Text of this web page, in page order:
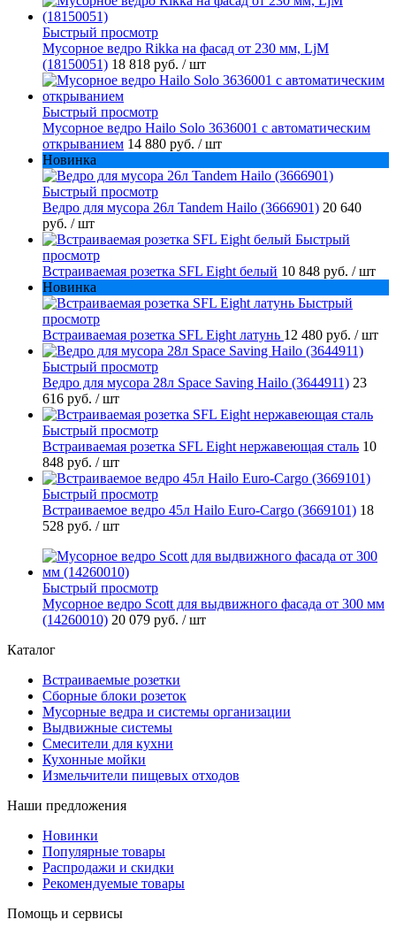
Быстрый просмотр
Мусорное ведро Rikka на фасад от 230 мм, LjM
(18150051) 18 818 руб. / шт
Быстрый просмотр
Мусорное ведро Hailo Solo 3636001 с автоматическим
открыванием 14 880 руб. / шт
Новинка
Быстрый просмотр
Ведро для мусора 26л Tandem Hailo (3666901) 20 640
руб. / шт
Быстрый
просмотр
Встраиваемая розетка SFL Eight белый 10 848 руб. / шт
Новинка
Быстрый
просмотр
Встраиваемая розетка SFL Eight латунь 12 480 руб. / шт
Быстрый просмотр
Ведро для мусора 28л Space Saving Hailo (3644911) 23
616 руб. / шт
Быстрый просмотр
Встраиваемая розетка SFL Eight нержавеющая сталь 10
848 руб. / шт
Быстрый просмотр
Встраиваемое ведро 45л Hailo Euro-Cargo (3669101) 18
528 руб. / шт
Быстрый просмотр
Мусорное ведро Scott для выдвижного фасада от 300 мм
(14260010) 20 079 руб. / шт
Каталог
Встраиваемые розетки
Сборные блоки розеток
Мусорные ведра и системы организации
Выдвижные системы
Смесители для кухни
Кухонные мойки
Измельчители пищевых отходов
Наши предложения
Новинки
Популярные товары
Распродажи и скидки
Рекомендуемые товары
Помощь и сервисы